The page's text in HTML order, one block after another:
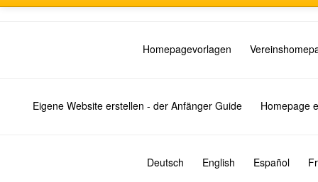
Homepagevorlagen
Eigene Website erstellen - der Anfänger Guide Homepage
Deutsch English Español